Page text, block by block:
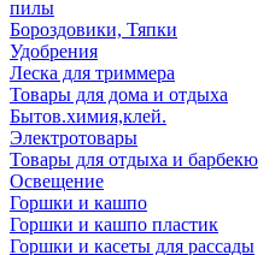
пилы
Бороздовики, Тяпки
Удобрения
Леска для триммера
Товары для дома и отдыха
Бытов.химия,клей.
Электротовары
Товары для отдыха и барбекю
Освещение
Горшки и кашпо
Горшки и кашпо пластик
Горшки и касеты для рассады